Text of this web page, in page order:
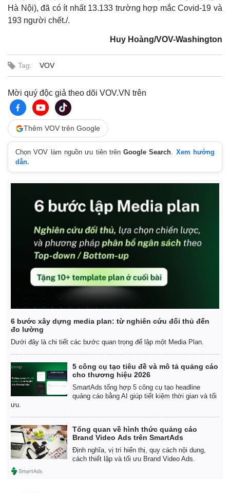
Thế giới
Quan sát
Hồ sơ
Multimedia
Video
E-Magazine
Infographic
Hà Nội), đã có ít nhất 13.133 trường hợp mắc Covid-19 và
193 người chết./.
Huy Hoàng/VOV-Washington
Tag: VOV
Mời quý độc giả theo dõi VOV.VN trên
Thêm VOV trên Google
Chọn VOV làm nguồn ưu tiên trênGoogle Search. Xem hướng
dẫn.
6 bước xây dựng media plan: từ nghiên cứu đối thủ đến
đo lường
Dưới đây là chi tiết các bước quan trọng để lập một Media Plan.
5 công cụ tạo tiêu đề và mô tả quảng cáo
cho thương hiệu 2026
SmartAds tổng hợp 5 công cụ tạo headline
quảng cáo bằng AI giúp tiết kiệm thời gian và tối
ưu.
Tổng quan về hình thức quảng cáo
Brand Video Ads trên SmartAds
Định nghĩa, vị trí hiển thị, quy cách nội dung,
cách thiết lập và tối ưu Brand Video Ads.